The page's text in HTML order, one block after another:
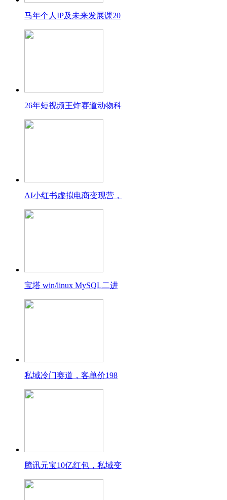
马年个人IP及未来发展课20
26年短视频王炸赛道动物科
AI小红书虚拟电商变现营，
宝塔 win/linux MySQL二进
私域冷门赛道，客单价198
腾讯元宝10亿红包，私域变